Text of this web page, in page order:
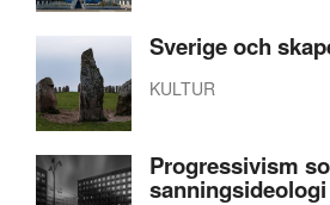
Sverige och
KULTUR
Progressivism
sanningsideologi